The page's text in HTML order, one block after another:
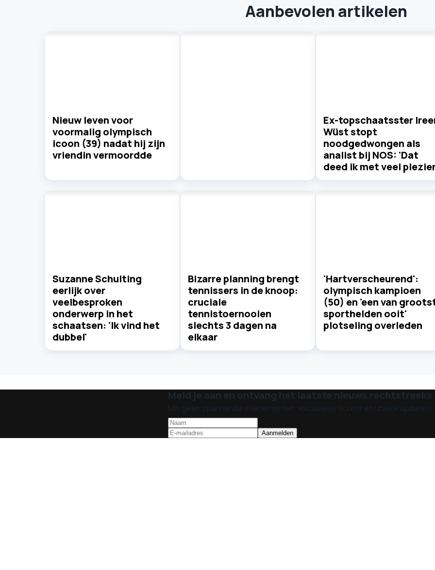
Aanbevolen artikelen
Nieuw leven voor
voormalig olympisch
icoon (39) nadat hij zijn
vriendin vermoordde
Ex-topschaatsster
Wüst stopt
noodgedwongen als
analist bij NOS: 'Dat
deed ik met veel
Suzanne Schulting
eerlijk over
veelbesproken
onderwerp in het
schaatsen: 'Ik vind het
dubbel'
Bizarre planning brengt
tennissers in de knoop:
cruciale
tennistoernooien
slechts 3 dagen na
elkaar
'Hartverscheurend':
olympisch kampioen
(50) en 'een van
sporthelden ooit'
plotseling overleden
Meld je aan en ontvang het laatste nieuws rechtstreeks
Mis geen spannende evenementen, exclusieve tickets en unieke updates!